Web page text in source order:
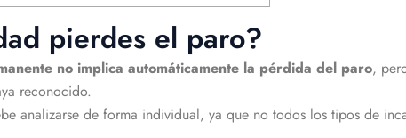
pierdes el paro?
no implica automáticamente la pérdida del paro,
reconocido.
analizarse de forma individual, ya que no todos los tipos de